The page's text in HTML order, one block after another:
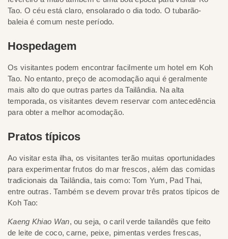
Tao. O céu está claro, ensolarado o dia todo. O tubarão-
baleia é comum neste período.
Hospedagem
Os visitantes podem encontrar facilmente um hotel em Koh
Tao. No entanto, preço de acomodação aqui é geralmente
mais alto do que outras partes da Tailândia. Na alta
temporada, os visitantes devem reservar com antecedência
para obter a melhor acomodação.
Pratos típicos
Ao visitar esta ilha, os visitantes terão muitas oportunidades
para experimentar frutos do mar frescos, além das comidas
tradicionais da Tailândia, tais como: Tom Yum, Pad Thai,
entre outras. Também se devem provar três pratos típicos de
Koh Tao:
Kaeng Khiao Wan, ou seja, o caril verde tailandês que feito
de leite de coco, carne, peixe, pimentas verdes frescas,